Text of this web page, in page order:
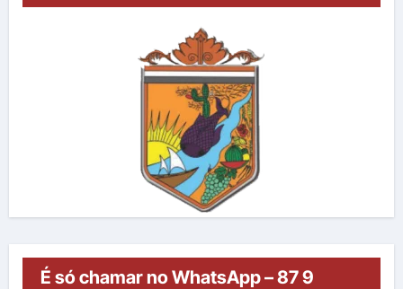
É só chamar no WhatsApp – 87 9